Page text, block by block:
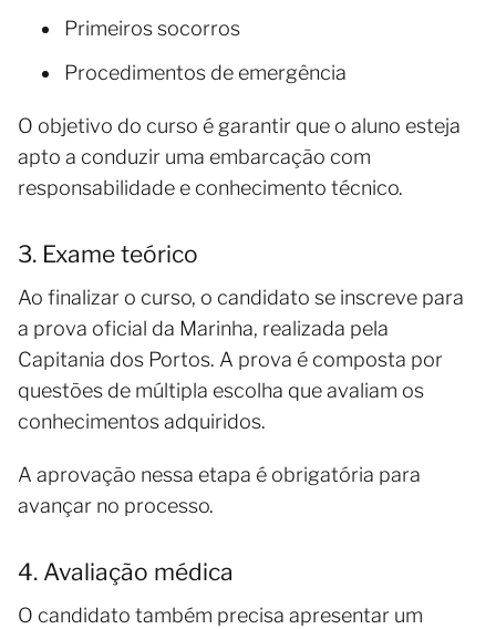
Primeiros socorros
Procedimentos de emergência
O objetivo do curso é garantir que o aluno esteja
apto a conduzir uma embarcação com
responsabilidade e conhecimento técnico.
3. Exame teórico
Ao finalizar o curso, o candidato se inscreve para
a prova oficial da Marinha, realizada pela
Capitania dos Portos. A prova é composta por
questões de múltipla escolha que avaliam os
conhecimentos adquiridos.
A aprovação nessa etapa é obrigatória para
avançar no processo.
4. Avaliação médica
O candidato também precisa apresentar um